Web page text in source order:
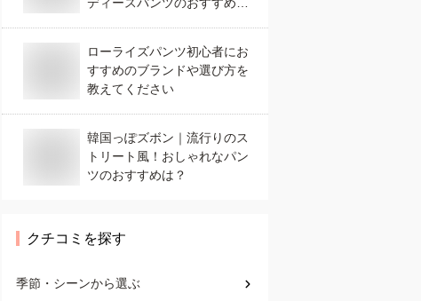
ローライズパンツ初心者にお
すすめのブランドや選び方を
教えてください
韓国っぽズボン｜流行りのス
トリート風！おしゃれなパン
ツのおすすめは？
クチコミを探す
季節・シーンから選ぶ